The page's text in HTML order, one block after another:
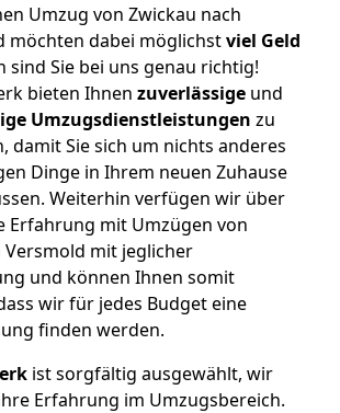
Umzug von Zwickau nach
möchten dabei möglichstviel Geld
sind Sie bei uns genau richtig!
bieten Ihnen zuverlässige und
Umzugsdienstleistungen zu
damit Sie sich um nichts anderes
Dinge in Ihrem neuen Zuhause
Weiterhin verfügen wir über
Erfahrung mit Umzügen von
Versmold mit jeglicher
und können Ihnen somit
wir für jedes Budget eine
finden werden.
ist sorgfältig ausgewählt, wir
Erfahrung im Umzugsbereich.